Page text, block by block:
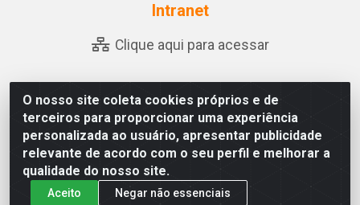
O nosso site coleta cookies próprios e de
terceiros para proporcionar uma experiência
personalizada ao usuário, apresentar publicidade
relevante de acordo com o seu perfil e melhorar a
qualidade do nosso site.
Aceito Negar não essenciais
Intranet
Clique aqui para acessar
Abreu & Silva - Rua Padre Jose de Souza Leite, 265 - Ariado,
Olho D'Água das Flores/AL - CEP 57.442-000 - CNPJ
04.790.656/0001-06